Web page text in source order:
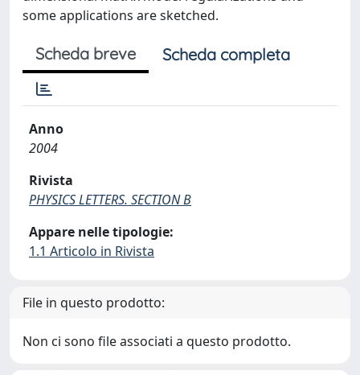
some applications are sketched.
Scheda breve Scheda completa
Anno
2004
Rivista
PHYSICS LETTERS. SECTION B
Appare nelle tipologie:
1.1 Articolo in Rivista
File in questo prodotto:
Non ci sono file associati a questo prodotto.